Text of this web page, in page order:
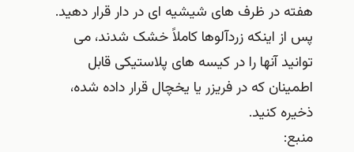
هفته در ظرف های شیشیه ای در دار قرار دهید.
پس از اینکه زردآلوها کاملاً خشک شدند، می
توانید آنها را در کیسه های پلاستیکی قابل
اطمینان که در فریزر یا یخچال قرار داده شده،
ذخیره کنید.
منبع: